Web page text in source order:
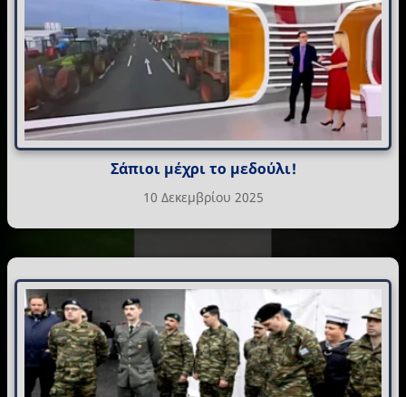
Σάπιοι μέχρι το μεδούλι!
10 Δεκεμβρίου 2025